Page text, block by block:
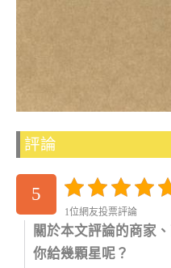
評論
5
1位網友投票評論
關於本文評論的商家
你給幾顆星呢？